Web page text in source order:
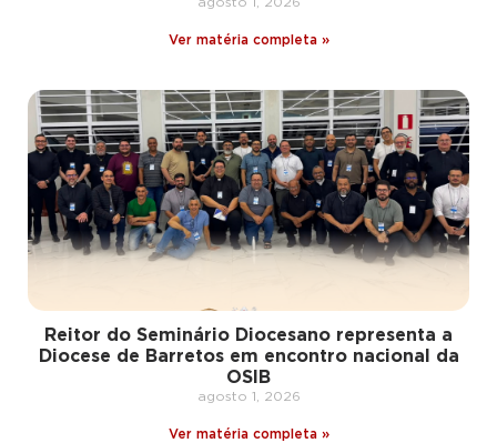
Ver matéria completa »
Reitor do Seminário Diocesano representa a
Diocese de Barretos em encontro nacional da
OSIB
agosto 1, 2026
Ver matéria completa »